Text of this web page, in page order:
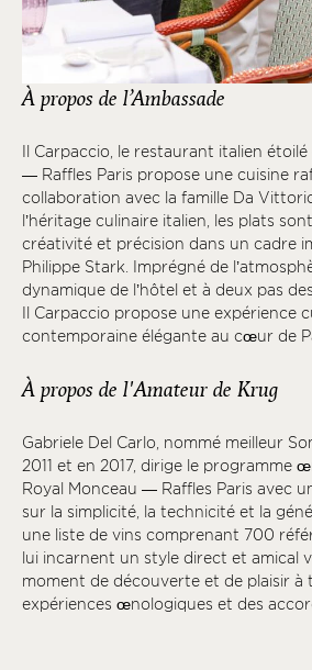
À propos de l’Ambassade
Il Carpaccio, le restaurant italien
— Raffles Paris propose une cuisine
collaboration avec la famille Da
l’héritage culinaire italien, les plats
créativité et précision dans un cadre
Philippe Stark. Imprégné de
dynamique de l’hôtel et à deux pas
Il Carpaccio propose une expérience
contemporaine élégante au cœur de
À propos de l'Amateur de Krug
Gabriele Del Carlo, nommé meilleur
2011 et en 2017, dirige le programme
Royal Monceau — Raffles Paris avec
sur la simplicité, la technicité et la
une liste de vins comprenant 700
lui incarnent un style direct et amical
moment de découverte et de plaisir à
expériences œnologiques et des